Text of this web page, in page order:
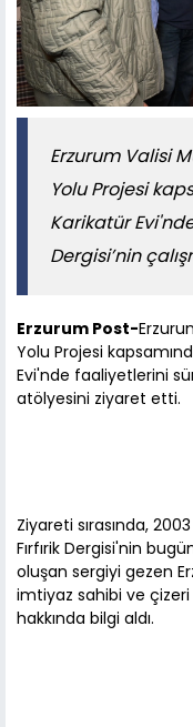
Erzurum Valisi
Yolu Projesi
Karikatür
Dergisi’nin
Erzurum Post-
Yolu Projesi
Evi'nde faaliyetlerini
atölyesini ziyaret etti.
Ziyareti sırasında,
Fırfırik Dergisi'nin
oluşan sergiyi gezen
imtiyaz sahibi ve
hakkında bilgi aldı.